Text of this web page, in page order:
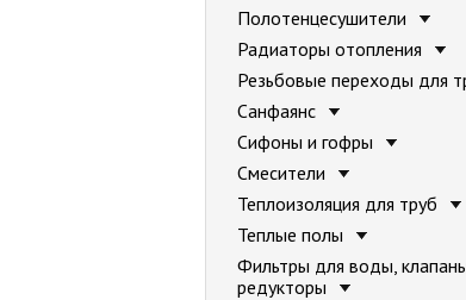
Полотенцесушители
Радиаторы отопления
Резьбовые переходы для
Санфаянс
Сифоны и гофры
Смесители
Теплоизоляция для труб
Теплые полы
Фильтры для воды,
редукторы